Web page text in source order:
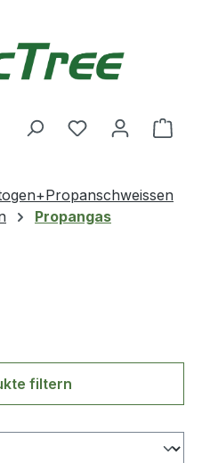
Du hast 0
Propangas
filtern